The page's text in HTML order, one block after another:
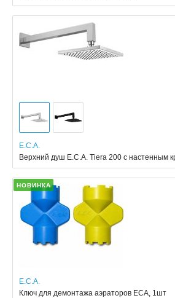
E.C.A.
Верхний душ E.C.A. Tiera 200 с настенным
НОВИНКА
E.C.A.
Ключ для демонтажа аэраторов ECA, 1шт